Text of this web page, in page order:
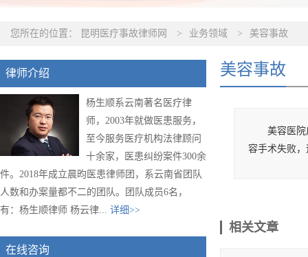
您所在的位置： 昆明医疗事故律师网 > 业务领域 > 美容事故
律师介绍
杨生顺系云南著名医疗律
师，2003年就做医患服务，
至今服务医疗机构法律顾问
十余家，医患纠纷案件300余
件。2018年成立晨昀医患律师团，系云南省团队
人数和办案量都不二的团队。团队成员6名，
有：杨生顺律师 杨云律... 详细>>
在线咨询
美容事故
美容医
容手术失败
相关文章